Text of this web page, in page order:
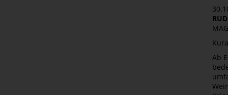
Ab